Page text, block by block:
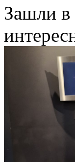
Зашли в